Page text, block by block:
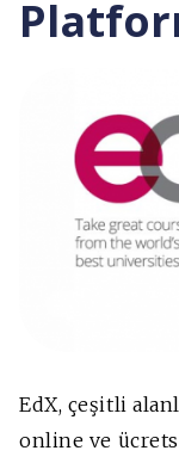
EdX, çeşitli
online ve